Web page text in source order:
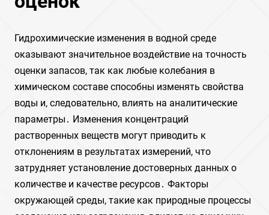
Гидрохимические изменения в водной среде
оказывают значительное воздействие на точность
оценки запасов, так как любые колебания в
химическом составе способны изменять свойства
воды и, следовательно, влиять на аналитические
параметры․ Изменения концентраций
растворенных веществ могут приводить к
отклонениям в результатах измерений, что
затрудняет установление достоверных данных о
количестве и качестве ресурсов․ Факторы
окружающей среды, такие как природные процессы